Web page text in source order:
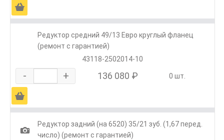
Ä
Редуктор средний 49/13 Евро круглый фланец
(ремонт с гарантией)
43118-2502014-10
- + 136 080 ₽ 0 шт.
Ä
1
Редуктор задний (на 6520) 35/21 зуб. (1,67 перед.
число) (ремонт с гарантией)